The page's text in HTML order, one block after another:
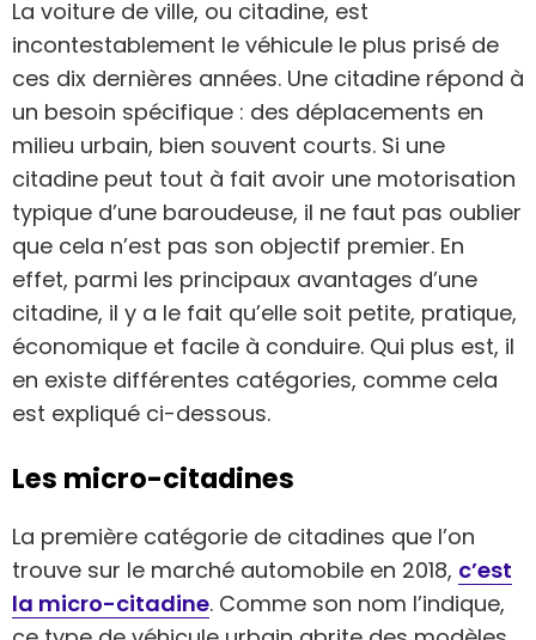
La voiture de ville, ou citadine, est
incontestablement le véhicule le plus prisé de
ces dix dernières années. Une citadine répond à
un besoin spécifique : des déplacements en
milieu urbain, bien souvent courts. Si une
citadine peut tout à fait avoir une motorisation
typique d’une baroudeuse, il ne faut pas oublier
que cela n’est pas son objectif premier. En
effet, parmi les principaux avantages d’une
citadine, il y a le fait qu’elle soit petite, pratique,
économique et facile à conduire. Qui plus est, il
en existe différentes catégories, comme cela
est expliqué ci-dessous.
Les micro-citadines
La première catégorie de citadines que l’on
trouve sur le marché automobile en 2018, c’est
la micro-citadine. Comme son nom l’indique,